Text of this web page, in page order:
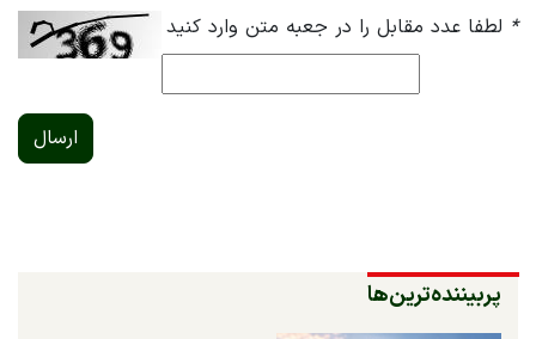
* لطفا عدد مقابل را در جعبه متن وارد کنید
ارسال
پربیننده‌ترین‌ها